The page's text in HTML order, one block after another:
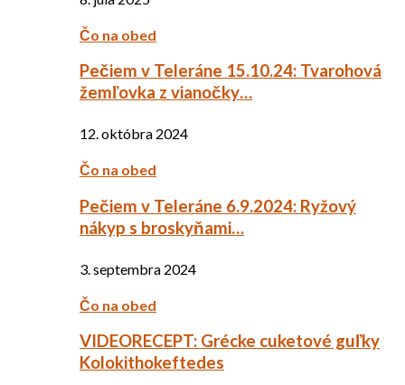
Čo na obed
Pečiem v Teleráne 15.10.24: Tvarohová
žemľovka z vianočky…
12. októbra 2024
Čo na obed
Pečiem v Teleráne 6.9.2024: Ryžový
nákyp s broskyňami…
3. septembra 2024
Čo na obed
VIDEORECEPT: Grécke cuketové guľky
Kolokithokeftedes